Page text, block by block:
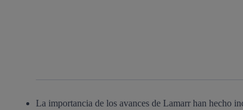
La importancia de los avances de Lamarr han hecho